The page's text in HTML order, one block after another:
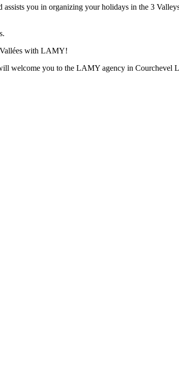
you in organizing your holidays in the 3
Vallées with LAMY!
welcome you to the LAMY agency in Courchevel